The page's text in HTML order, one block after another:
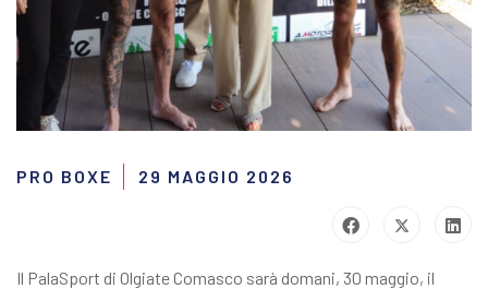
PRO BOXE 29 MAGGIO 2026
Il PalaSport di Olgiate Comasco sarà domani, 30 maggio, il